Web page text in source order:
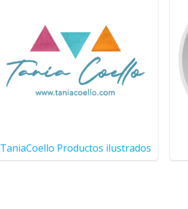
TaniaCoello Productos ilustrados